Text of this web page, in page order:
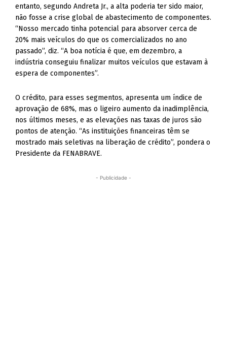
entanto, segundo Andreta Jr., a alta poderia ter sido maior,
não fosse a crise global de abastecimento de componentes.
“Nosso mercado tinha potencial para absorver cerca de
20% mais veículos do que os comercializados no ano
passado”, diz. “A boa notícia é que, em dezembro, a
indústria conseguiu finalizar muitos veículos que estavam à
espera de componentes”.
O crédito, para esses segmentos, apresenta um índice de
aprovação de 68%, mas o ligeiro aumento da inadimplência,
nos últimos meses, e as elevações nas taxas de juros são
pontos de atenção. “As instituições financeiras têm se
mostrado mais seletivas na liberação de crédito”, pondera o
Presidente da FENABRAVE.
- Publicidade -